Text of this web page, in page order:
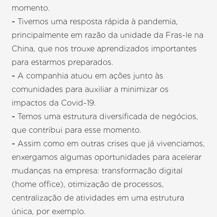
momento.
- Tivemos uma resposta rápida à pandemia,
principalmente em razão da unidade da Fras-le na
China, que nos trouxe aprendizados importantes
para estarmos preparados.
- A companhia atuou em ações junto às
comunidades para auxiliar a minimizar os
impactos da Covid-19.
- Temos uma estrutura diversificada de negócios,
que contribui para esse momento.
- Assim como em outras crises que já vivenciamos,
enxergamos algumas oportunidades para acelerar
mudanças na empresa: transformação digital
(home office), otimização de processos,
centralização de atividades em uma estrutura
única, por exemplo.